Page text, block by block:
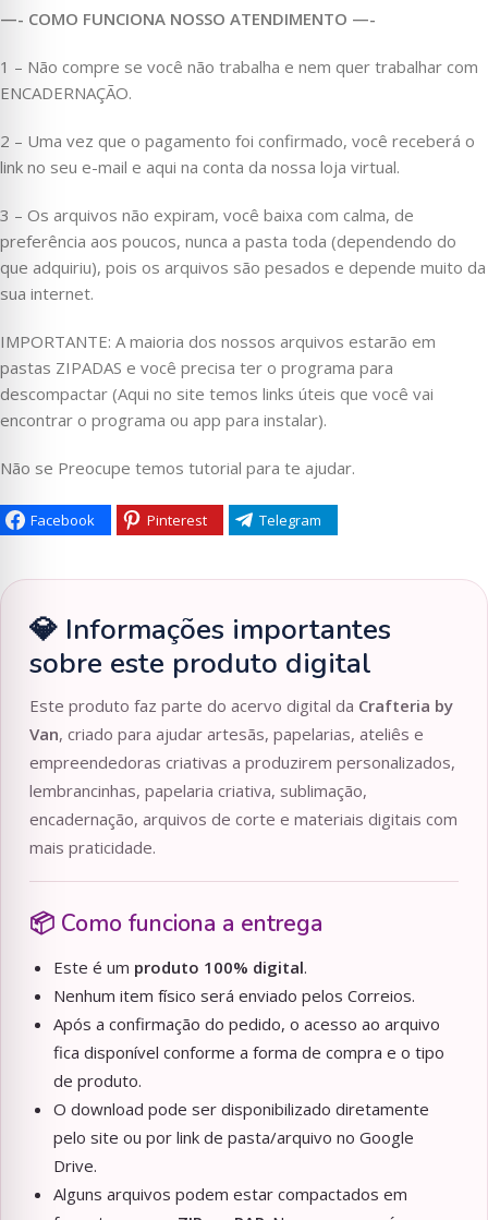
—- COMO FUNCIONA NOSSO ATENDIMENTO —-
1 – Não compre se você não trabalha e nem quer trabalhar com
ENCADERNAÇÃO.
2 – Uma vez que o pagamento foi confirmado, você receberá o
link no seu e-mail e aqui na conta da nossa loja virtual.
3 – Os arquivos não expiram, você baixa com calma, de
preferência aos poucos, nunca a pasta toda (dependendo do
que adquiriu), pois os arquivos são pesados e depende muito da
sua internet.
IMPORTANTE: A maioria dos nossos arquivos estarão em
pastas ZIPADAS e você precisa ter o programa para
descompactar (Aqui no site temos links úteis que você vai
encontrar o programa ou app para instalar).
Não se Preocupe temos tutorial para te ajudar.
Facebook Pinterest Telegram
💎 Informações importantes
sobre este produto digital
Este produto faz parte do acervo digital da Crafteria by
Van, criado para ajudar artesãs, papelarias, ateliês e
empreendedoras criativas a produzirem personalizados,
lembrancinhas, papelaria criativa, sublimação,
encadernação, arquivos de corte e materiais digitais com
mais praticidade.
📦 Como funciona a entrega
Este é um produto 100% digital.
Nenhum item físico será enviado pelos Correios.
Após a confirmação do pedido, o acesso ao arquivo
fica disponível conforme a forma de compra e o tipo
de produto.
O download pode ser disponibilizado diretamente
pelo site ou por link de pasta/arquivo no Google
Drive.
Alguns arquivos podem estar compactados em